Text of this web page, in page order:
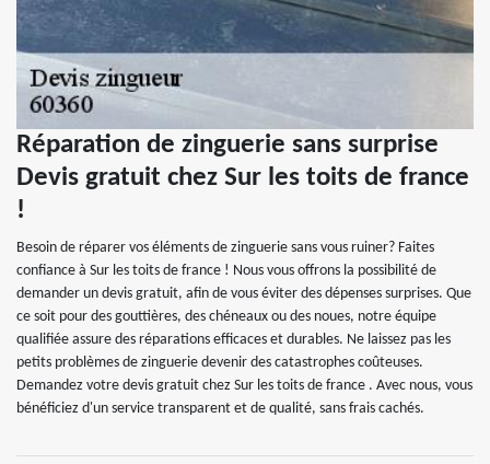
Réparation de zinguerie sans surprise
Devis gratuit chez Sur les toits de france
!
Besoin de réparer vos éléments de zinguerie sans vous ruiner? Faites
confiance à Sur les toits de france ! Nous vous offrons la possibilité de
demander un devis gratuit, afin de vous éviter des dépenses surprises. Que
ce soit pour des gouttières, des chéneaux ou des noues, notre équipe
qualifiée assure des réparations efficaces et durables. Ne laissez pas les
petits problèmes de zinguerie devenir des catastrophes coûteuses.
Demandez votre devis gratuit chez Sur les toits de france . Avec nous, vous
bénéficiez d'un service transparent et de qualité, sans frais cachés.